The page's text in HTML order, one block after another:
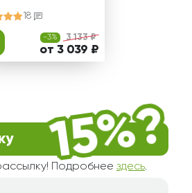
18
-3% 3 133 ₽
от 3 039 ₽
Подробнее здесь.